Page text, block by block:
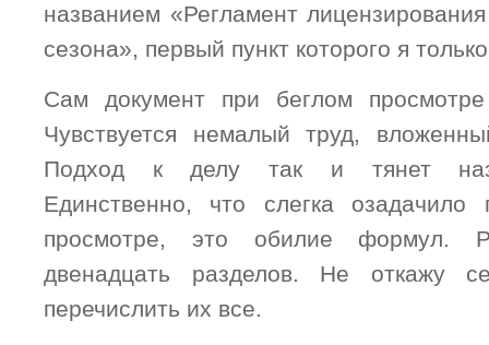
названием «Регламент
сезона», первый пункт которого я
Сам документ при беглом
Чувствуется немалый труд,
Подход к делу так и тянет
Единственно, что слегка
просмотре, это обилие формул.
двенадцать разделов. Не откажу
перечислить их все.